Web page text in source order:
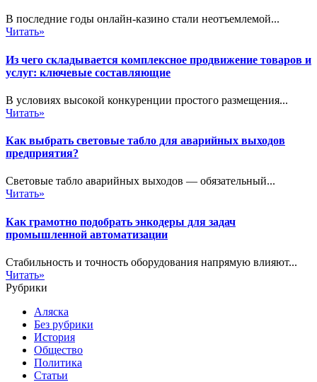
В последние годы онлайн-казино стали неотъемлемой...
Читать»
Из чего складывается комплексное продвижение товаров и
услуг: ключевые составляющие
В условиях высокой конкуренции простого размещения...
Читать»
Как выбрать световые табло для аварийных выходов
предприятия?
Световые табло аварийных выходов — обязательный...
Читать»
Как грамотно подобрать энкодеры для задач
промышленной автоматизации
Стабильность и точность оборудования напрямую влияют...
Читать»
Рубрики
Аляска
Без рубрики
История
Общество
Политика
Статьи